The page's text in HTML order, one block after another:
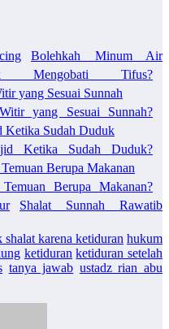
Bolehkah Minum Air
Mengobati Tifus?
yang Sesuai Sunnah?
Ketika Sudah Duduk?
Berupa Makanan?
Shalat Sunnah Rawatib
karena ketiduran hukum
ketiduran ketiduran setelah
tanya jawab ustadz rian abu